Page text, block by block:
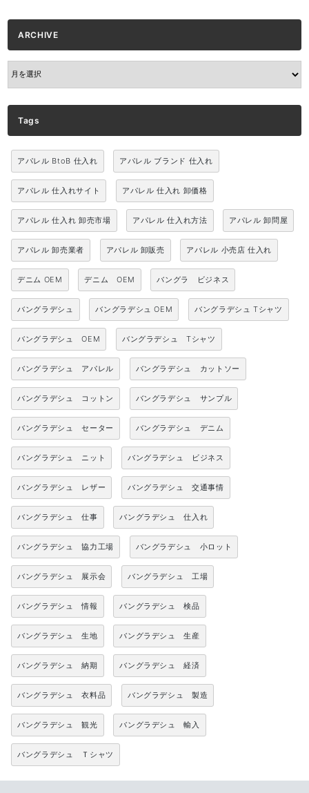
ARCHIVE
ARCHIVE
Tags
アパレル BtoB 仕入れ アパレル ブランド 仕入れ
アパレル 仕入れサイト アパレル 仕入れ 卸価格
アパレル 仕入れ 卸売市場 アパレル 仕入れ方法 アパレル 卸問屋
アパレル 卸売業者 アパレル 卸販売 アパレル 小売店 仕入れ
デニム OEM デニム OEM バングラ ビジネス
バングラデシュ バングラデシュ OEM バングラデシュ Tシャツ
バングラデシュ OEM バングラデシュ Tシャツ
バングラデシュ アパレル バングラデシュ カットソー
バングラデシュ コットン バングラデシュ サンプル
バングラデシュ セーター バングラデシュ デニム
バングラデシュ ニット バングラデシュ ビジネス
バングラデシュ レザー バングラデシュ 交通事情
バングラデシュ 仕事 バングラデシュ 仕入れ
バングラデシュ 協力工場 バングラデシュ 小ロット
バングラデシュ 展示会 バングラデシュ 工場
バングラデシュ 情報 バングラデシュ 検品
バングラデシュ 生地 バングラデシュ 生産
バングラデシュ 納期 バングラデシュ 経済
バングラデシュ 衣料品 バングラデシュ 製造
バングラデシュ 観光 バングラデシュ 輸入
バングラデシュ Ｔシャツ